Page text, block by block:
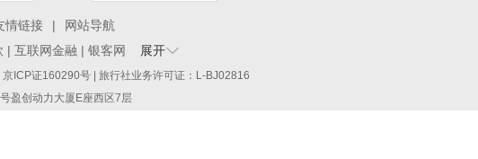
情链接 |
网站导航
| 互联网金融 | 银客网 展开
证160290号 | 旅行社业务许可证：L-BJ02816
盈创动力大厦E座西区7层